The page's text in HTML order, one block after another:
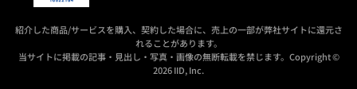
紹介した商品/サービスを購入、契約した場合に、売上の一部が弊社サイトに還元さ
れることがあります。
当サイトに掲載の記事・見出し・写真・画像の無断転載を禁じます。Copyright ©
2026 IID, Inc.